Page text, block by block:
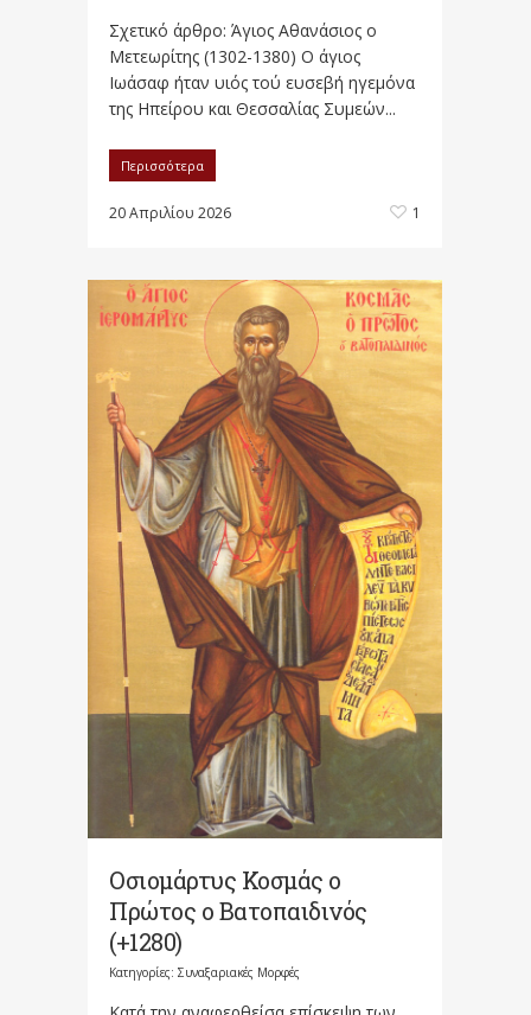
Σχετικό άρθρο: Άγιος Αθανάσιος ο
Μετεωρίτης (1302-1380) Ο άγιος
Ιωάσαφ ήταν υιός τού ευσεβή ηγεμόνα
της Ηπείρου και Θεσσαλίας Συμεών...
Περισσότερα
20 Απριλίου 2026 1
Οσιομάρτυς Κοσμάς ο
Πρώτος ο Βατοπαιδινός
(+1280)
Κατηγορίες: Συναξαριακές Μορφές